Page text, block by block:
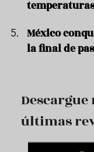
México
la final de
últimas